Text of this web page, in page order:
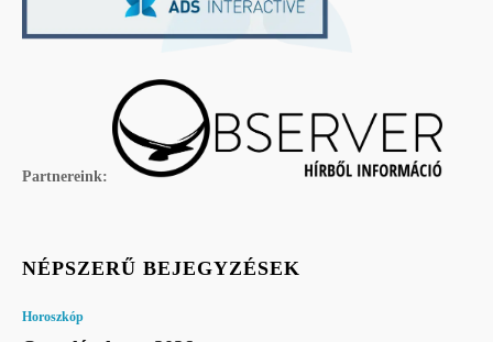
Partnereink:
NÉPSZERŰ BEJEGYZÉSEK
Horoszkóp